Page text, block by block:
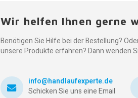
Wir helfen Ihnen gerne
Benötigen Sie Hilfe bei der Bestellung?
unsere Produkte erfahren? Dann wenden
info@handlaufexperte.de
Schicken Sie uns eine Email